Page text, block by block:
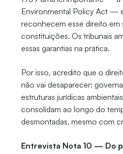
Environmental Policy Act —
reconhecem esse direito em
constituições. Os tribunais
essas garantias na prática.
Por isso, acredito que o
não vai desaparecer:
estruturas jurídicas
consolidam ao longo do
desmontadas, mesmo com
Entrevista Nota 10 — Do